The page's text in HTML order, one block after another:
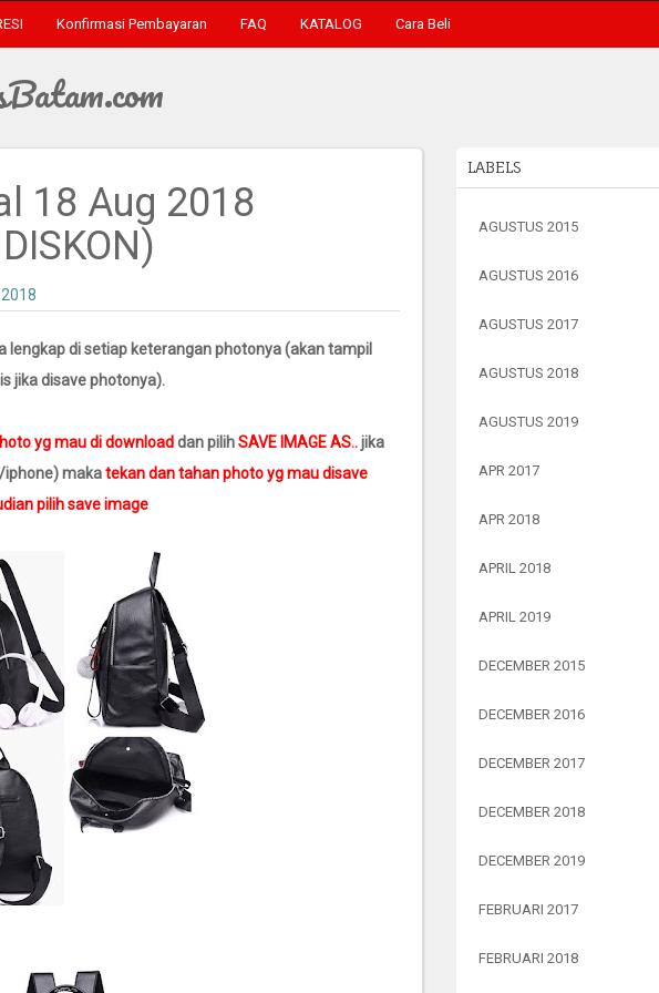
Konfirmasi Pembayaran FAQ KATALOG Cara Beli
18 Aug 2018
lengkap di setiap keterangan photonya (akan tampil
jika disave photonya).
yg mau di downloaddan pilihSAVE IMAGE AS..jika
makatekan dan tahan photo yg mau disave
pilih save image
LABELS
AGUSTUS 2015
AGUSTUS 2016
AGUSTUS 2017
AGUSTUS 2018
AGUSTUS 2019
APR 2017
APR 2018
APRIL 2018
APRIL 2019
DECEMBER 2015
DECEMBER 2016
DECEMBER 2017
DECEMBER 2018
DECEMBER 2019
FEBRUARI 2017
FEBRUARI 2018